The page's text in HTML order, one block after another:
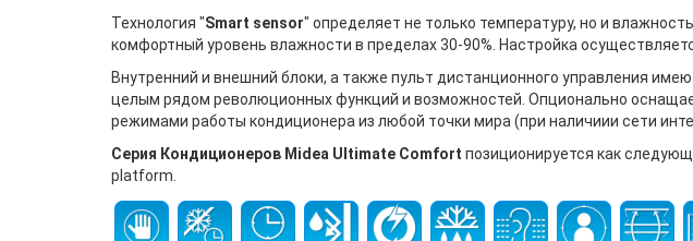
Технология "Smart sensor" определяет не только температуру, но и
комфортный уровень влажности в пределах 30-90%. Настройка
Внутренний и внешний блоки, а также пульт дистанционного управления
целым рядом революционных функций и возможностей. Опционально
режимами работы кондиционера из любой точки мира (при наличиии сети
Cерия Кондиционеров Midea Ultimate Comfort позиционируется как
platform.